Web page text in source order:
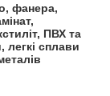
фанера,
ПВХ та
легкі сплави